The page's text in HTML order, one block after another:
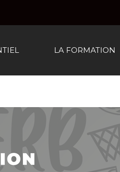
LA FORMATION